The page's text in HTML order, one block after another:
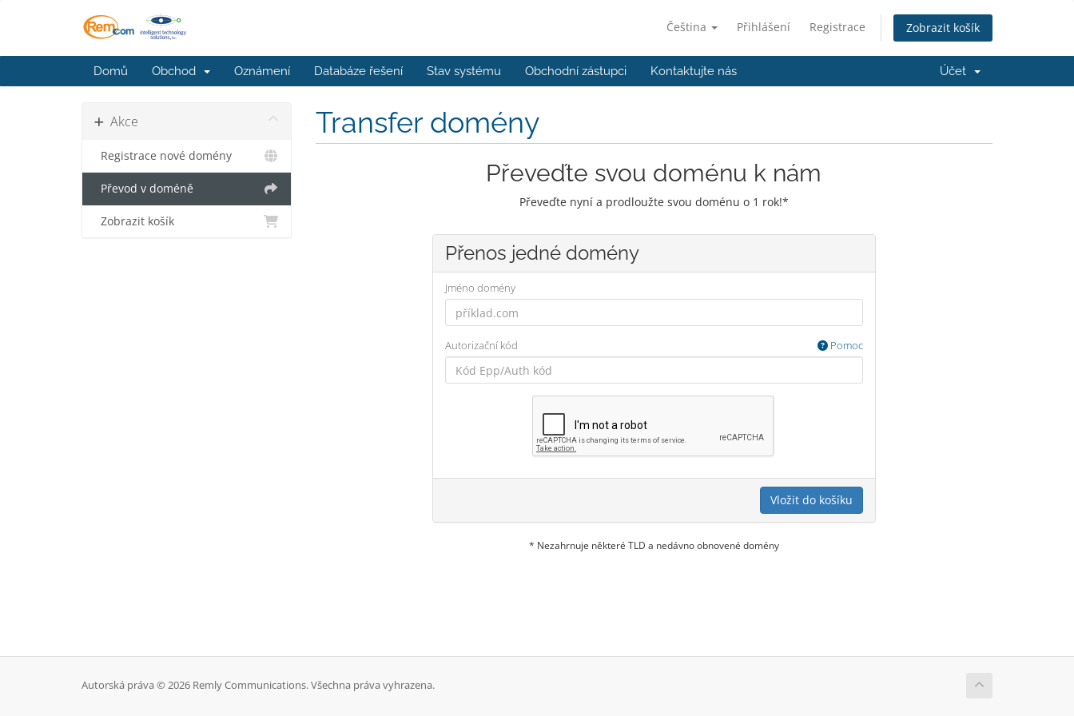
Čeština Přihlášení Registrace Zobrazit košík
Domů Obchod Oznámení Databáze řešení Stav systému Obchodní zástupci Kontaktujte nás Účet
Akce
Registrace nové domény
Převod v doméně
Zobrazit košík
Transfer domény
Převeďte svou doménu k nám
Převeďte nyní a prodloužte svou doménu o 1 rok!*
Přenos jedné domény
Jméno domény
Autorizační kód Pomoc
Vložit do košíku
* Nezahrnuje některé TLD a nedávno obnovené domény
Autorská práva © 2026 Remly Communications. Všechna práva vyhrazena.